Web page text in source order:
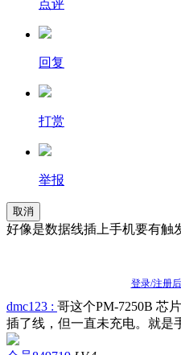
点评
回复
打赏
举报
取消
好像是数据线插上手机要有触
登录/注册
dmc123 : 哥这个PM-7250B 芯
插了线，但一直未充电。就是